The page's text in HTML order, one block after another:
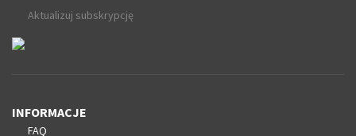
Aktualizuj subskrypcję
INFORMACJE
FAQ